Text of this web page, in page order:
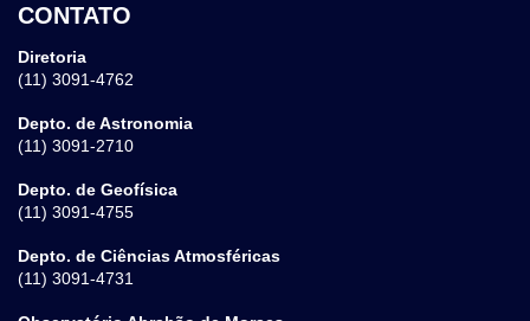
CONTATO
Diretoria
(11) 3091-4762
Depto. de Astronomia
(11) 3091-2710
Depto. de Geofísica
(11) 3091-4755
Depto. de Ciências Atmosféricas
(11) 3091-4731